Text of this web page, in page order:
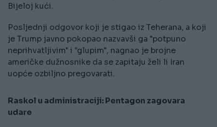
Bijeloj kući.
Posljednji odgovor koji je stigao iz Teherana, a koji
je Trump javno pokopao nazvavši ga "potpuno
neprihvatljivim" i "glupim", nagnao je brojne
američke dužnosnike da se zapitaju želi li Iran
uopće ozbiljno pregovarati.
Raskol u administraciji: Pentagon zagovara
udare